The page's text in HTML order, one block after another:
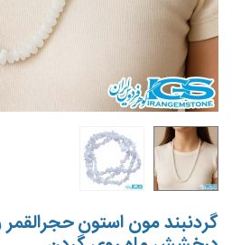
گردنبند مون استون